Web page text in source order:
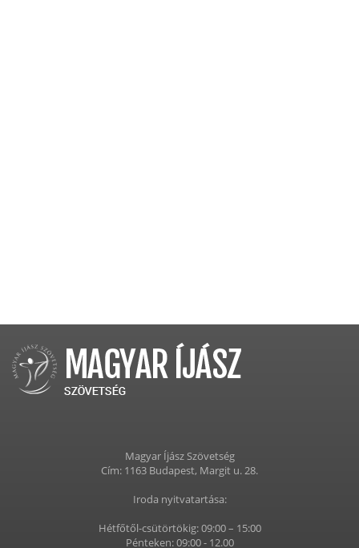
Magyar Íjász Szövetség
Cím: 1163 Budapest, Margit u. 28.
Iroda nyitvatartása:
Hétfőtől-csütörtökig: 09:00 – 15:00
Pénteken: 09:00 - 12.00